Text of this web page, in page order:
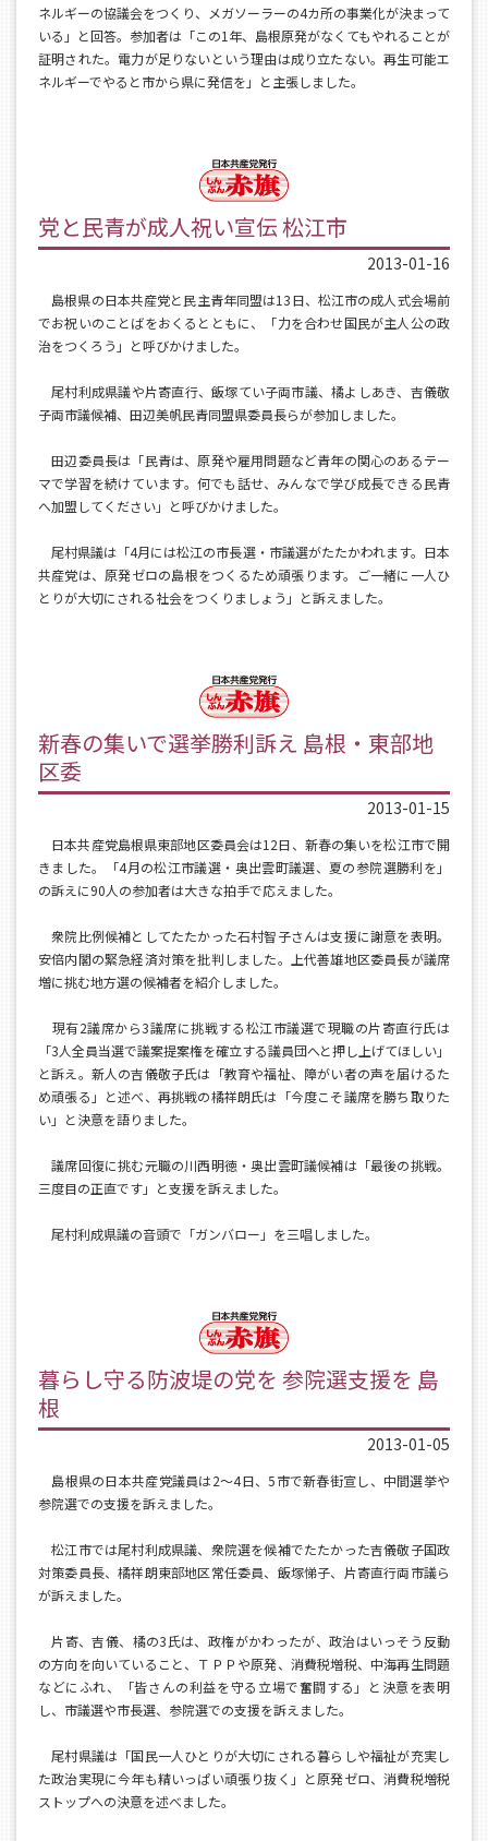
ネルギーの協議会をつくり、メガソーラーの4カ所の事業化が決まって
いる」と回答。参加者は「この1年、島根原発がなくてもやれることが
証明された。電力が足りないという理由は成り立たない。再生可能エ
ネルギーでやると市から県に発信を」と主張しました。
党と民青が成人祝い宣伝 松江市
2013-01-16
島根県の日本共産党と民主青年同盟は13日、松江市の成人式会場前
でお祝いのことばをおくるとともに、「力を合わせ国民が主人公の政
治をつくろう」と呼びかけました。
尾村利成県議や片寄直行、飯塚てい子両市議、橘よしあき、吉儀敬
子両市議候補、田辺美帆民青同盟県委員長らが参加しました。
田辺委員長は「民青は、原発や雇用問題など青年の関心のあるテー
マで学習を続けています。何でも話せ、みんなで学び成長できる民青
へ加盟してください」と呼びかけました。
尾村県議は「4月には松江の市長選・市議選がたたかわれます。日本
共産党は、原発ゼロの島根をつくるため頑張ります。ご一緒に一人ひ
とりが大切にされる社会をつくりましょう」と訴えました。
新春の集いで選挙勝利訴え 島根・東部地
区委
2013-01-15
日本共産党島根県東部地区委員会は12日、新春の集いを松江市で開
きました。「4月の松江市議選・奥出雲町議選、夏の参院選勝利を」
の訴えに90人の参加者は大きな拍手で応えました。
衆院比例候補としてたたかった石村智子さんは支援に謝意を表明。
安倍内閣の緊急経済対策を批判しました。上代善雄地区委員長が議席
増に挑む地方選の候補者を紹介しました。
現有2議席から3議席に挑戦する松江市議選で現職の片寄直行氏は
「3人全員当選で議案提案権を確立する議員団へと押し上げてほしい」
と訴え。新人の吉儀敬子氏は「教育や福祉、障がい者の声を届けるた
め頑張る」と述べ、再挑戦の橘祥朗氏は「今度こそ議席を勝ち取りた
い」と決意を語りました。
議席回復に挑む元職の川西明徳・奥出雲町議候補は「最後の挑戦。
三度目の正直です」と支援を訴えました。
尾村利成県議の音頭で「ガンバロー」を三唱しました。
暮らし守る防波堤の党を 参院選支援を 島
根
2013-01-05
島根県の日本共産党議員は2～4日、5市で新春街宣し、中間選挙や
参院選での支援を訴えました。
松江市では尾村利成県議、衆院選を候補でたたかった吉儀敬子国政
対策委員長、橘祥朗東部地区常任委員、飯塚悌子、片寄直行両市議ら
が訴えました。
片寄、吉儀、橘の3氏は、政権がかわったが、政治はいっそう反動
の方向を向いていること、ＴＰＰや原発、消費税増税、中海再生問題
などにふれ、「皆さんの利益を守る立場で奮闘する」と決意を表明
し、市議選や市長選、参院選での支援を訴えました。
尾村県議は「国民一人ひとりが大切にされる暮らしや福祉が充実し
た政治実現に今年も精いっぱい頑張り抜く」と原発ゼロ、消費税増税
ストップへの決意を述べました。